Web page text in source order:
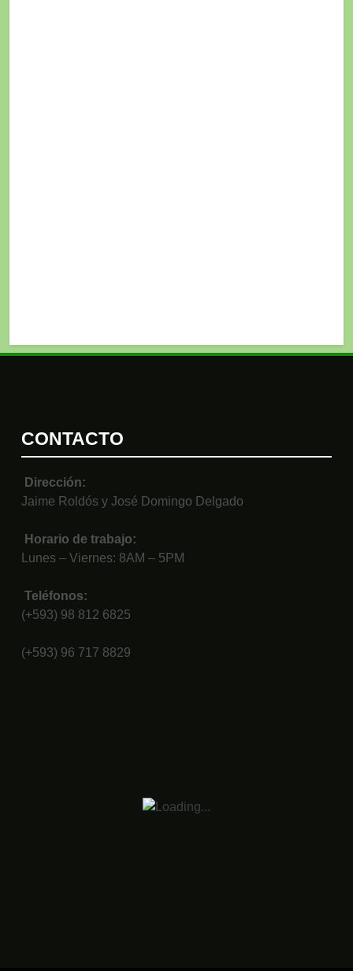
CONTACTO
Dirección:
Jaime Roldós y José Domingo Delgado
Horario de trabajo:
Lunes – Viernes: 8AM – 5PM
Teléfonos:
(+593) 98 812 6825
(+593) 96 717 8829